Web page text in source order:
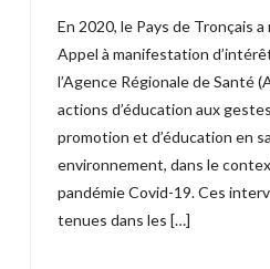
En 2020, le Pays de Tronçais
Appel à manifestation
l’Agence Régionale de Santé
actions d’éducation aux
promotion et d’éducation en
environnement, dans le
pandémie Covid-19. Ces
tenues dans les […]